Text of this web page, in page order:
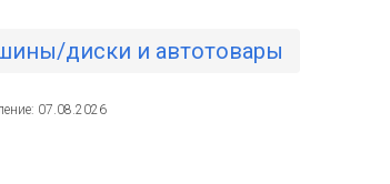
диски и автотовары
07.08.2026